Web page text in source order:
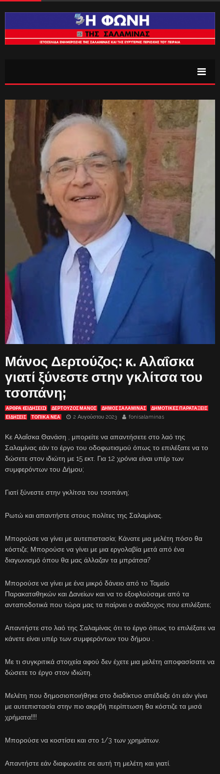
Μάνος Δερτούζος: κ. Αλαΐσκα
γιατί ξύνεστε στην γκλίτσα του
τσοπάνη;
ΑΡΘΡΑ (ΕΙΔΗΣΕΙΣ) ΔΕΡΤΟΥΖΟΣ ΜΑΝΟΣ ΔΗΜΟΣ ΣΑΛΑΜΙΝΑΣ
ΔΗΜΟΤΙΚΕΣ ΠΑΡΑΤΑΞΕΙΣ
ΕΙΔΗΣΕΙΣ
ΤΟΠΙΚΑ ΝΕΑ 2 Αυγούστου 2023 fonisalaminas
Κε Αλαΐσκα Θανάση , μπορείτε να απαντήσετε στο λαό της
Σαλαμίνας εάν το έργο του οδοφωτισμού όπως το επιλέξατε να το
δώσετε στον ιδιώτη με 15 εκτ. Για 12 χρόνια είναι υπέρ των
συμφερόντων του Δήμου;
Γιατί ξύνεστε στην γκλίτσα του τσοπάνη;
Ρωτώ και απαντήστε στους πολίτες της Σαλαμίνας.
Μπορούσε να γίνει με αυτεπιστασία; Κάνατε μια μελέτη πόσο θα
κόστιζε; Μπορούσε να γίνει με μια εργολαβία μετά από ένα
διαγωνισμό όπου θα μας άλλαζαν τα μπράτσα?
Μπορούσε να γίνει με ένα μικρό δάνειο από το Ταμείο
Παρακαταθηκών και Δανείων και να το εξοφλούσαμε από τα
ανταποδοτικά που τώρα μας τα παίρνει ο ανάδοχος που επιλέξατε;
Απαντήστε στο λαό της Σαλαμίνας ότι το έργο όπως το επιλέξατε να
κάνετε είναι υπέρ των συμφερόντων του δήμου .
Με τι συγκριτικά στοιχεία αφού δεν έχετε μια μελέτη αποφασίσατε να
δώσετε το έργο στον ιδιώτη.
Μελέτη που δημοσιοποιήθηκε στο διαδίκτυο απέδειξε ότι εάν γίνει
με αυτεπιστασία στην πιο ακριβή περίπτωση θα κόστιζε τα μισά
χρήματα!!!!
Μπορούσε να κοστίσει και στο 1/3 των χρημάτων.
Απαντήστε εάν διαφωνείτε σε αυτή τη μελέτη και γιατί.